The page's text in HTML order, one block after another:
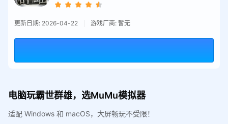
更新日期: 2026-04-22 游戏厂商: 暂无
电脑玩霸世群雄，选MuMu模拟器
适配 Windows 和 macOS，大屏畅玩不受限！